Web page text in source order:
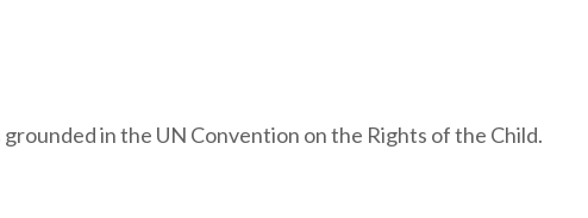
in the UN Convention on the Rights of the Child.